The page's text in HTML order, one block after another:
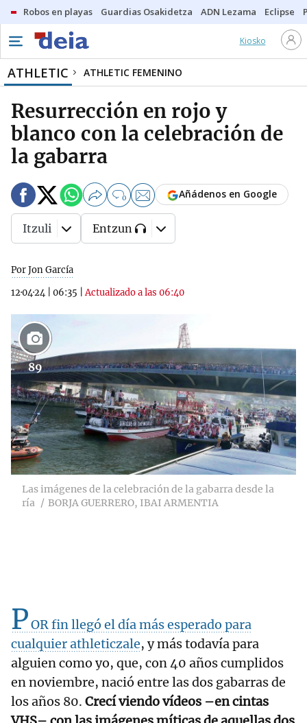
Robos en playas Guardias Osakidetza ADN Lezama Eclipse
Kiosko
ATHLETIC ATHLETIC FEMENINO
Resurrección en rojo y
blanco con la celebración de
la gabarra
Por Jon García
12·04·24
06:35 |Actualizado a las 06:40
0 Añádenos en Google
Itzuli Entzun
89
Las imágenes de la celebración de la gabarra desde la
ría
BORJA GUERRERO, IBAI ARMENTIA
POR fin llegó el día más esperado para
cualquier athleticzale, y más todavía para
alguien como yo, que, con 40 años cumplidos
en noviembre, nació entre las dos gabarras de
los años 80. Crecí viendo vídeos –en cintas